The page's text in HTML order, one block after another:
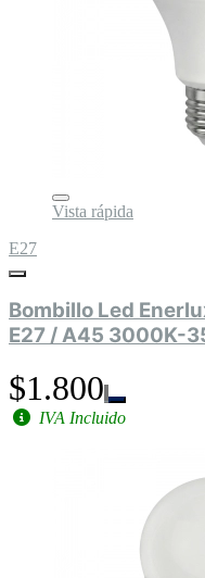
Vista rápida
E27
Bombillo Led
E27 / A45 3000K-
$1.800
IVA Incluido